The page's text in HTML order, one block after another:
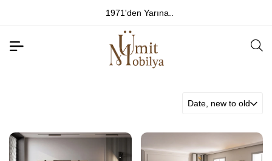
1971'den Yarına..
Date, new to old